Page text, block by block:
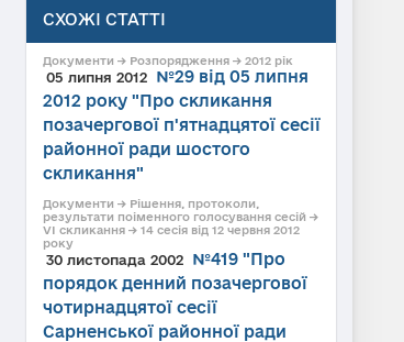
СХОЖІ СТАТТІ
Документи → Розпорядження → 2012 рік
05 липня 2012
№29 від 05 липня
2012 року "Про скликання
позачергової п'ятнадцятої сесії
районної ради шостого
скликання"
Документи → Рішення, протоколи,
результати поіменного голосування сесій →
VI скликання → 14 сесія від 12 червня 2012
року
30 листопада 2002
№419 "Про
порядок денний позачергової
чотирнадцятої сесії
Сарненської районної ради